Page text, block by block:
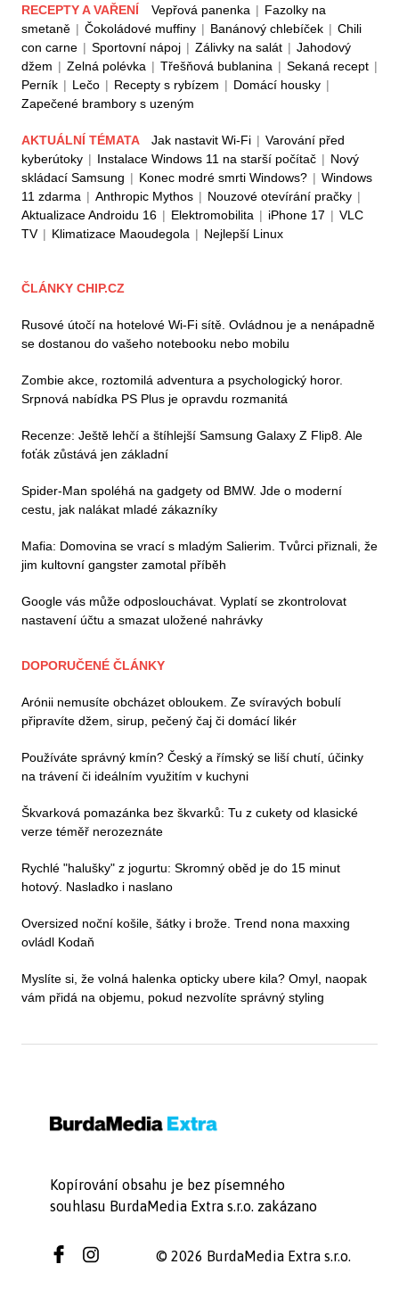
RECEPTY A VAŘENÍ Vepřová panenka | Fazolky na
smetaně | Čokoládové muffiny | Banánový chlebíček | Chili
con carne | Sportovní nápoj | Zálivky na salát | Jahodový
džem | Zelná polévka | Třešňová bublanina | Sekaná recept |
Perník | Lečo | Recepty s rybízem | Domácí housky |
Zapečené brambory s uzeným
AKTUÁLNÍ TÉMATA Jak nastavit Wi-Fi | Varování před
kyberútoky | Instalace Windows 11 na starší počítač | Nový
skládací Samsung | Konec modré smrti Windows? | Windows
11 zdarma | Anthropic Mythos | Nouzové otevírání pračky |
Aktualizace Androidu 16 | Elektromobilita | iPhone 17 | VLC
TV | Klimatizace Maoudegola | Nejlepší Linux
ČLÁNKY CHIP.CZ
Rusové útočí na hotelové Wi-Fi sítě. Ovládnou je a nenápadně
se dostanou do vašeho notebooku nebo mobilu
Zombie akce, roztomilá adventura a psychologický horor.
Srpnová nabídka PS Plus je opravdu rozmanitá
Recenze: Ještě lehčí a štíhlejší Samsung Galaxy Z Flip8. Ale
foťák zůstává jen základní
Spider-Man spoléhá na gadgety od BMW. Jde o moderní
cestu, jak nalákat mladé zákazníky
Mafia: Domovina se vrací s mladým Salierim. Tvůrci přiznali, že
jim kultovní gangster zamotal příběh
Google vás může odposlouchávat. Vyplatí se zkontrolovat
nastavení účtu a smazat uložené nahrávky
DOPORUČENÉ ČLÁNKY
Arónii nemusíte obcházet obloukem. Ze svíravých bobulí
připravíte džem, sirup, pečený čaj či domácí likér
Používáte správný kmín? Český a římský se liší chutí, účinky
na trávení či ideálním využitím v kuchyni
Škvarková pomazánka bez škvarků: Tu z cukety od klasické
verze téměř nerozeznáte
Rychlé "halušky" z jogurtu: Skromný oběd je do 15 minut
hotový. Nasladko i naslano
Oversized noční košile, šátky i brože. Trend nona maxxing
ovládl Kodaň
Myslíte si, že volná halenka opticky ubere kila? Omyl, naopak
vám přidá na objemu, pokud nezvolíte správný styling
Kopírování obsahu je bez písemného
souhlasu BurdaMedia Extra s.r.o. zakázano
© 2026 BurdaMedia Extra s.r.o.